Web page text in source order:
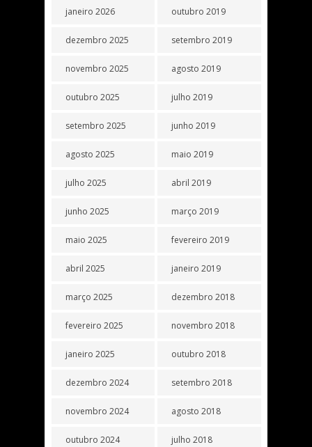
janeiro 2026
dezembro 2025
novembro 2025
outubro 2025
setembro 2025
agosto 2025
julho 2025
junho 2025
maio 2025
abril 2025
março 2025
fevereiro 2025
janeiro 2025
dezembro 2024
novembro 2024
outubro 2024
outubro 2019
setembro 2019
agosto 2019
julho 2019
junho 2019
maio 2019
abril 2019
março 2019
fevereiro 2019
janeiro 2019
dezembro 2018
novembro 2018
outubro 2018
setembro 2018
agosto 2018
julho 2018